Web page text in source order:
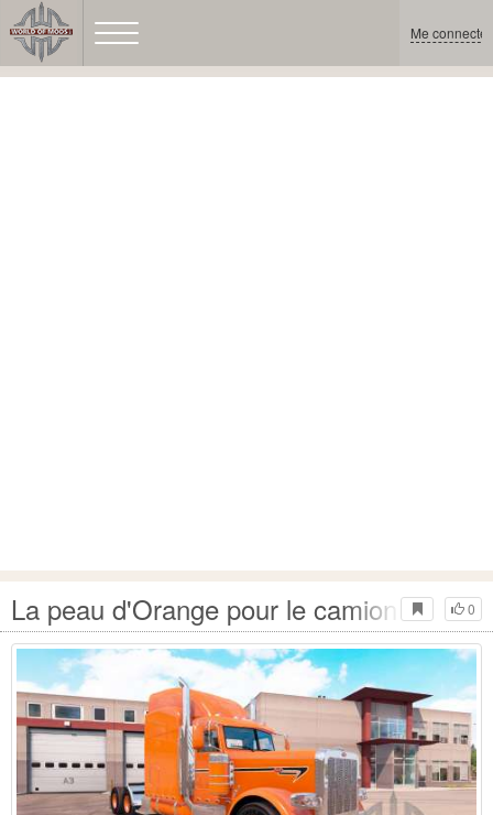
Me connecter
0
La peau d'Orange pour le camion